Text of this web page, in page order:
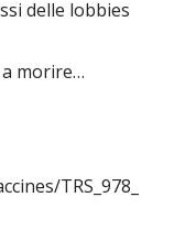
delle lobbies
a morire…
TRS_978_